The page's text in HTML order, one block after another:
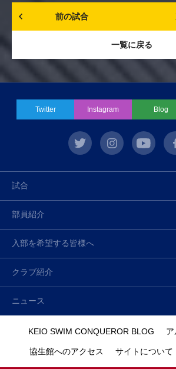
前の試合
一覧に戻る
試合
部員紹介
入部を希望する皆様へ
クラブ紹介
ニュース
Twitter Instagram Blog
twitter
KEIO SWIM CONQUEROR BLOG
協生館へのアクセス サイトについて